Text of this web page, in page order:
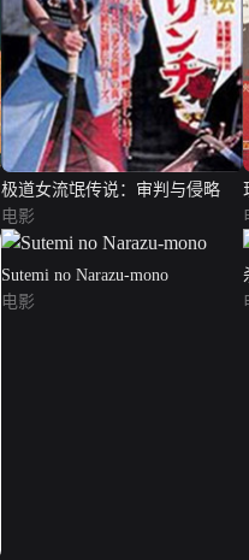
极道女流氓传说：审判与侵略
电影
Sutemi no Narazu-mono
电影